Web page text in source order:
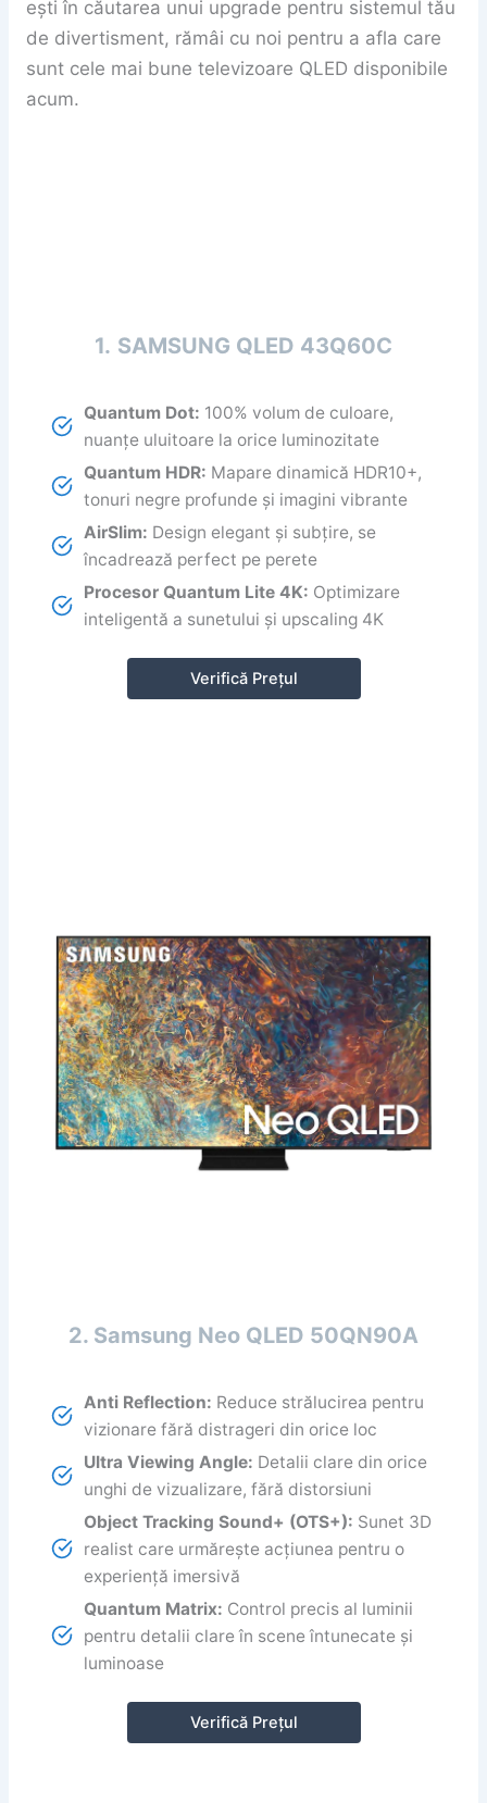
ești în căutarea unui upgrade pentru sistemul tău
de divertisment, rămâi cu noi pentru a afla care
sunt cele mai bune televizoare QLED disponibile
acum.
1. SAMSUNG QLED 43Q60C
Quantum Dot: 100% volum de culoare,
nuanțe uluitoare la orice luminozitate
Quantum HDR: Mapare dinamică HDR10+,
tonuri negre profunde și imagini vibrante
AirSlim: Design elegant și subțire, se
încadrează perfect pe perete
Procesor Quantum Lite 4K: Optimizare
inteligentă a sunetului și upscaling 4K
Verifică Prețul
2. Samsung Neo QLED 50QN90A
Anti Reflection: Reduce strălucirea pentru
vizionare fără distrageri din orice loc
Ultra Viewing Angle: Detalii clare din orice
unghi de vizualizare, fără distorsiuni
Object Tracking Sound+ (OTS+): Sunet 3D
realist care urmărește acțiunea pentru o
experiență imersivă
Quantum Matrix: Control precis al luminii
pentru detalii clare în scene întunecate și
luminoase
Verifică Prețul